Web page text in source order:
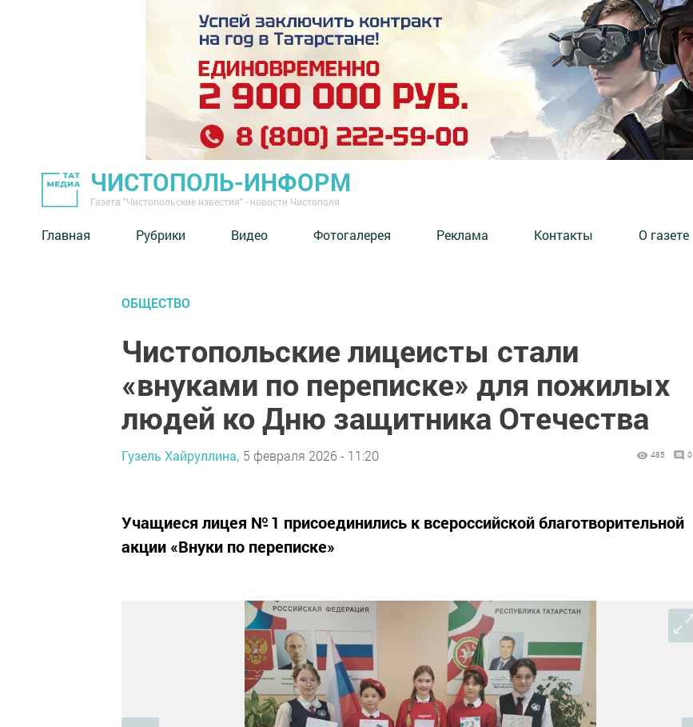
ЧИСТОПОЛЬ-ИНФОРМ
Газета "Чистопольские известия" - новости Чистополя
Главная Рубрики Видео Фотогалерея Реклама Контакты О газете
ОБЩЕСТВО
Чистопольские лицеисты стали
«внуками по переписке» для пожилых
людей ко Дню защитника Отечества
Гузель Хайруллина, 5 февраля 2026 - 11:20 485 0
Учащиеся лицея № 1 присоединились к всероссийской благотворительной
акции «Внуки по переписке»